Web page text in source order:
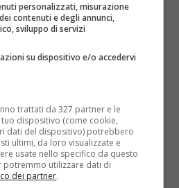
di una prima
ad annunciare nell’ottobre
localizzato vicino alla
anomalia,
e studiata per un anno
cavità: simile per
Galleria, potrebbe essere
strutture e potrebbe avere
o leggermente
resta ancora un mistero
personalizzati, misurazione
contenuti e degli annunci,
sviluppo di servizi
su dispositivo e/o accedervi
trattati da 327 partner e le
dispositivo (come cookie,
dati del dispositivo) potrebbero
ultimi, da loro visualizzate e
usate nello specifico da questo
potremmo utilizzare dati di
dei partner.